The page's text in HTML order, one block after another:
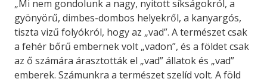
„Mi nem gondolunk a nagy, nyitott síkságokról, a
gyönyörű, dimbes-dombos helyekről, a kanyargós,
tiszta vizű folyókról, hogy az „vad”. A természet csak
a fehér bőrű embernek volt „vadon”, és a földet csak
az ő számára árasztották el „vad” állatok és „vad”
emberek. Számunkra a természet szelíd volt. A föld